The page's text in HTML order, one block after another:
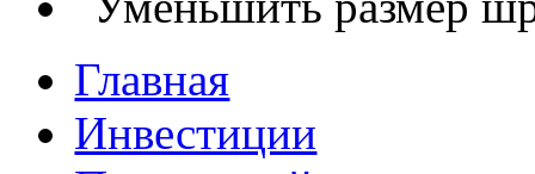
Главная
Инвестиции